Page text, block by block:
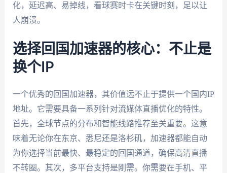
化，延迟高、易掉线，看球赛时卡在关键时刻，足以让
人崩溃。
选择回国加速器的核心：不止是
换个IP
一个优秀的回国加速器，其价值远不止于提供一个国内IP
地址。它需要具备一系列针对流媒体直播优化的特性。
首先，全球节点的分布和智能线路推荐至关重要。这意
味着无论你在东京、悉尼还是洛杉矶，加速器都能自动
为你选择当前最快、最稳定的回国通道，确保高清直播
不转圈。其次，多平台支持是刚需。你需要在手机、平